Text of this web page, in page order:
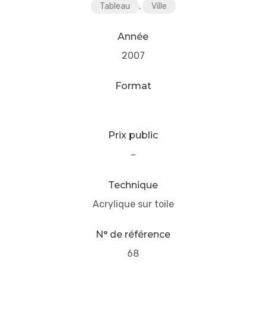
Tableau , Ville
Année
2007
Format
Prix public
–
Technique
Acrylique sur toile
N° de référence
68